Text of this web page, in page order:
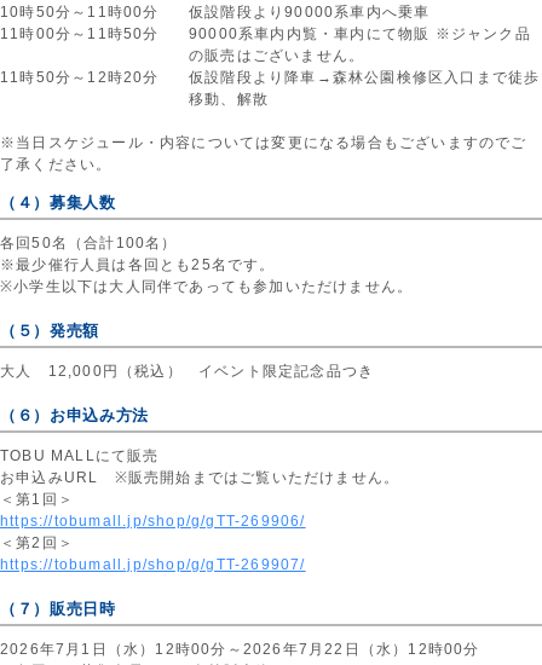
10時50分～11時00分
仮設階段より90000系車内へ乗車
11時00分～11時50分
90000系車内内覧・車内にて物販 ※ジャンク品
の販売はございません。
11時50分～12時20分
仮設階段より降車→森林公園検修区入口まで徒歩
移動、解散
※当日スケジュール・内容については変更になる場合もございますのでご
了承ください。
（４）募集人数
各回50名（合計100名）
※最少催行人員は各回とも25名です。
※小学生以下は大人同伴であっても参加いただけません。
（５）発売額
大人 12,000円（税込） イベント限定記念品つき
（６）お申込み方法
TOBU MALLにて販売
お申込みURL ※販売開始まではご覧いただけません。
＜第1回＞
https://tobumall.jp/shop/g/gTT-269906/
＜第2回＞
https://tobumall.jp/shop/g/gTT-269907/
（７）販売日時
2026年7月1日（水）12時00分～2026年7月22日（水）12時00分